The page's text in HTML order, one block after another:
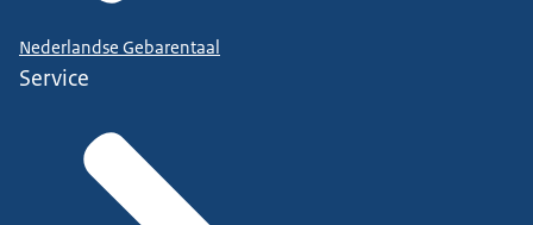
Nederlandse Gebarentaal
Service